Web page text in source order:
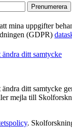
Prenumerera
mina uppgifter
(GDPR)
ditt samtycke
ditt samtycke
mejla till
.